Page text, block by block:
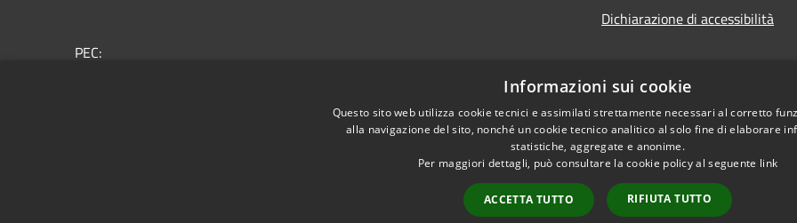
PEC:
Dichiarazione di accessibilità
Copyright © 2026 • Comune
Informazioni sui cookie
Questo sito web utilizza cookie tecnici e assimilati strettamente necessari al corretto
alla navigazione del sito, nonché un cookie tecnico analitico al solo fine di elaborare
statistiche, aggregate e anonime.
Per maggiori dettagli, può consultare la cookie policy al seguente link
ACCETTA TUTTO RIFIUTA TUTTO